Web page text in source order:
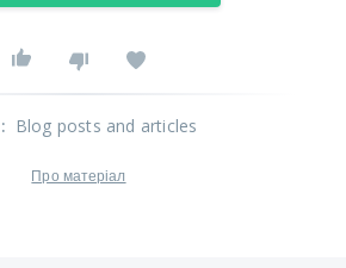
: Blog posts and articles
Про матеріал